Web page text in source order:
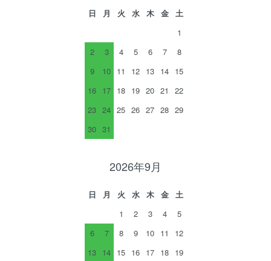
日 月 火 水 木 金
土
1
2
3 4 5 6 7
8
9
10 11 12 13 14 15
16 17 18 19 20 21
22
23 24 25 26 27 28 29
30 31
2026年9月
日 月 火 水 木 金
土
1
2 3 4
5
6
7 8 9 10 11
12
13 14 15 16 17 18 19